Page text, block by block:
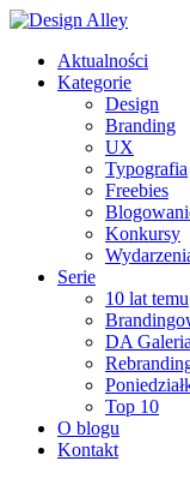
Aktualności
Kategorie
Design
Branding
UX
Typografia
Freebies
Konkursy
Serie
10 lat temu
DA Galeria
Top 10
O blogu
Kontakt